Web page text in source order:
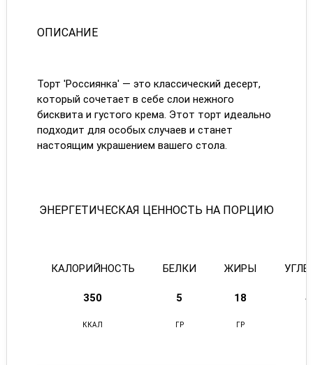
ОПИСАНИЕ
Торт 'Россиянка' — это классический десерт,
который сочетает в себе слои нежного
бисквита и густого крема. Этот торт идеально
подходит для особых случаев и станет
настоящим украшением вашего стола.
ЭНЕРГЕТИЧЕСКАЯ ЦЕННОСТЬ НА ПОРЦИЮ
КАЛОРИЙНОСТЬ БЕЛКИ ЖИРЫ
350 5 18
ККАЛ ГР ГР